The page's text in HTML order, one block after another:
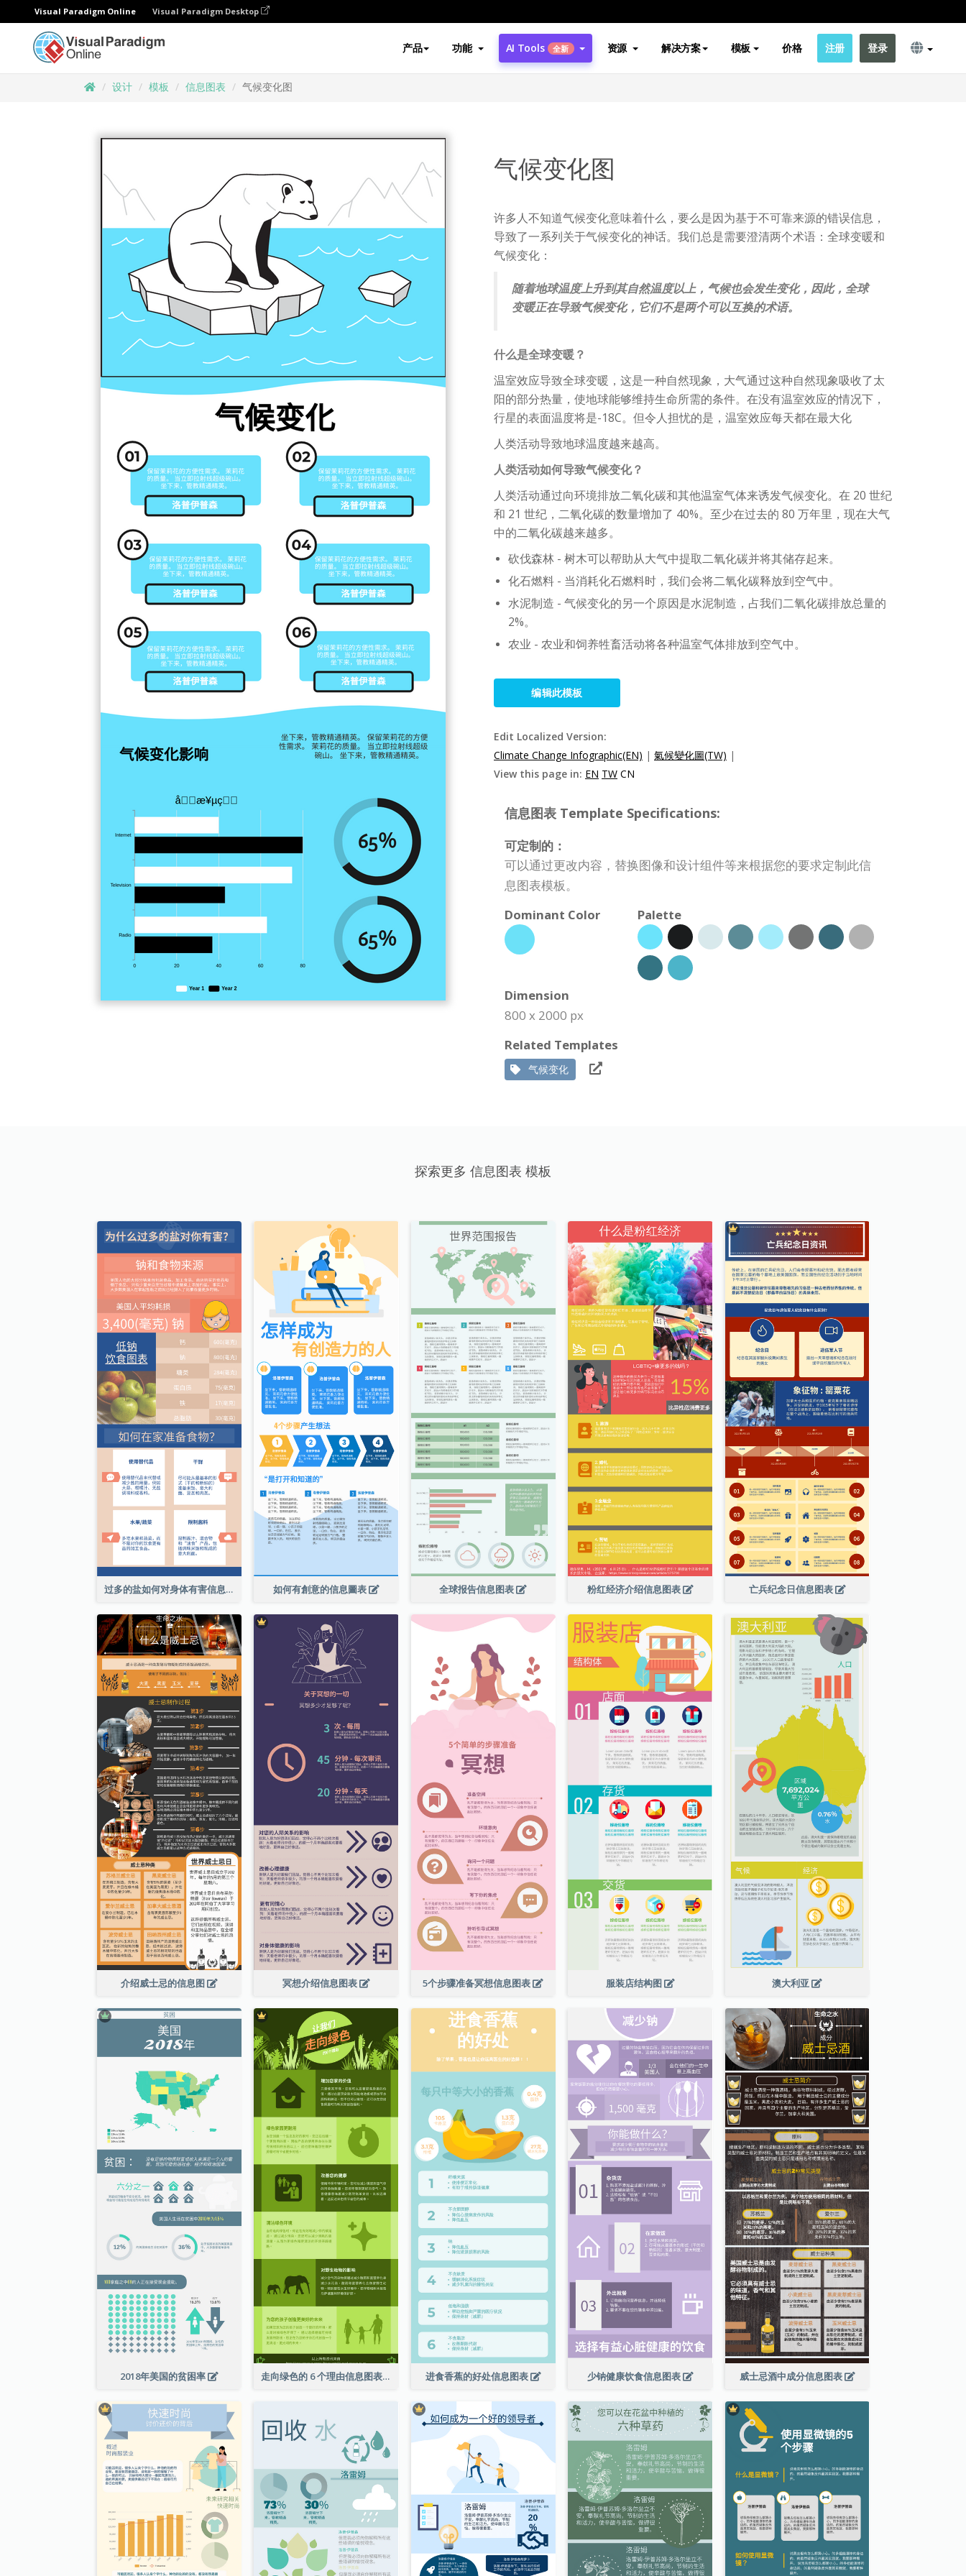
Visual Paradigm Online Visual Paradigm Desktop
产品 功能 AI Tools 全新 资源 解决方案 模板 价格 注册 登录
设计 模板 信息图表 气候变化图
气候变化图
许多人不知道气候变化意味着什么，要么是因为基于不可靠来源的错误信息，
导致了一系列关于气候变化的神话。我们总是需要澄清两个术语：全球变暖和
气候变化：
随着地球温度上升到其自然温度以上，气候也会发生变化，因此，全球
变暖正在导致气候变化，它们不是两个可以互换的术语。
什么是全球变暖？
温室效应导致全球变暖，这是一种自然现象，大气通过这种自然现象吸收了太
阳的部分热量，使地球能够维持生命所需的条件。在没有温室效应的情况下，
行星的表面温度将是-18C。但令人担忧的是，温室效应每天都在最大化
人类活动导致地球温度越来越高。
人类活动如何导致气候变化？
人类活动通过向环境排放二氧化碳和其他温室气体来诱发气候变化。在 20 世纪
和 21 世纪，二氧化碳的数量增加了 40%。至少在过去的 80 万年里，现在大气
中的二氧化碳越来越多。
砍伐森林 - 树木可以帮助从大气中提取二氧化碳并将其储存起来。
化石燃料 - 当消耗化石燃料时，我们会将二氧化碳释放到空气中。
水泥制造 - 气候变化的另一个原因是水泥制造，占我们二氧化碳排放总量的
2%。
农业 - 农业和饲养牲畜活动将各种温室气体排放到空气中。
编辑此模板
Edit Localized Version:
Climate Change Infographic(EN) | 氣候變化圖(TW) |
View this page in: EN TW CN
信息图表 Template Specifications:
可定制的：
可以通过更改内容，替换图像和设计组件等来根据您的要求定制此信
息图表模板。
Dominant Color
Palette
Dimension
800 x 2000 px
Related Templates
气候变化
探索更多 信息图表 模板
过多的盐如何对身体有害信息图表 如何有創意的信息圖表 全球报告信息图表 粉红经济介绍信息图表 亡兵纪念日信息图表
介绍威士忌的信息图 冥想介绍信息图表 5个步骤准备冥想信息图表 服装店结构图 澳大利亚
2018年美国的贫困率 走向绿色的 6 个理由信息图表 进食香蕉的好处信息图表 少钠健康饮食信息图表 威士忌酒中成分信息图表